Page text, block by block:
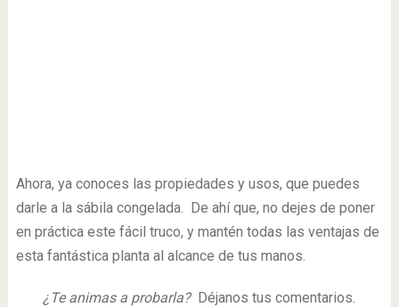
Ahora, ya conoces las propiedades y usos, que puedes
darle a la sábila congelada. De ahí que, no dejes de poner
en práctica este fácil truco, y mantén todas las ventajas de
esta fantástica planta al alcance de tus manos.
¿Te animas a probarla?Déjanos tus comentarios.